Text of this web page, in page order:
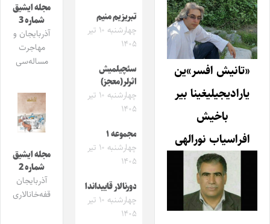
«تانیش افسر»ین
یارادیجیلیغینا بیر
باخیش
افراسیاب نورالهی
تبریزیم منیم
چهارشنبه ۱۰ تیر
۱۴۰۵
سئچیلمیش
اثرلر(معجز)
چهارشنبه ۱۰ تیر
۱۴۰۵
مجموعه ۱
چهارشنبه ۱۰ تیر
۱۴۰۵
دورنالار قاییداندا
چهارشنبه ۱۰ تیر
۱۴۰۵
مجله ایشیق
شماره 3
آذربایجان و
مهاجرت
مساله‌سی
مجله ایشیق
شماره 2
آذربایجان
قفه‌خانالاری